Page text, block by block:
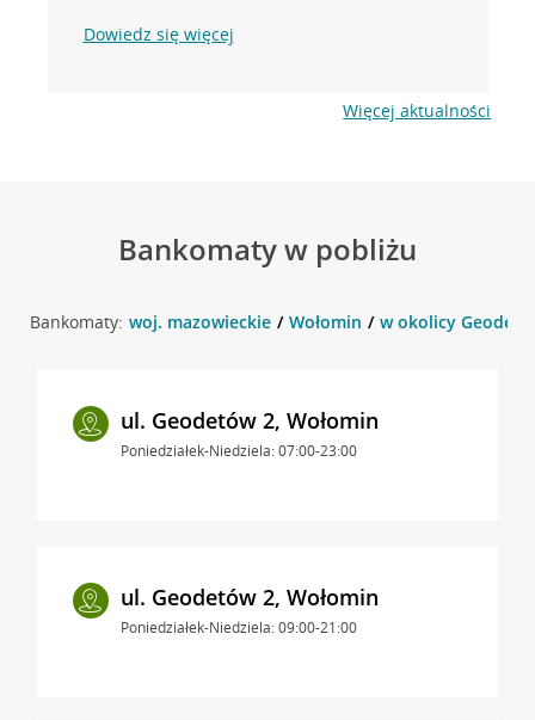
Dowiedz się więcej
Więcej aktualności
Bankomaty w pobliżu
Bankomaty: woj. mazowieckie Wołomin w okolicy
ul. Geodetów 2, Wołomin
Poniedziałek-Niedziela: 07:00-23:00
ul. Geodetów 2, Wołomin
Poniedziałek-Niedziela: 09:00-21:00